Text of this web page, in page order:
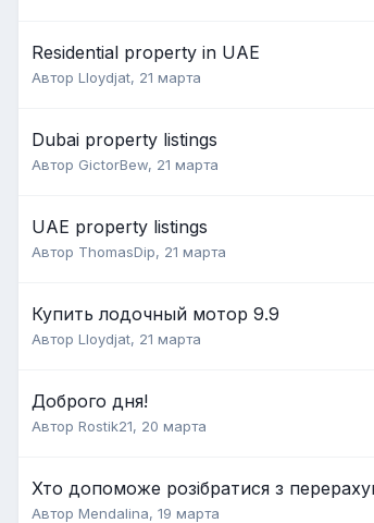
Residential property in UAE
Автор Lloydjat, 21 марта
Dubai property listings
Автор GictorBew, 21 марта
UAE property listings
Автор ThomasDip, 21 марта
Купить лодочный мотор 9.9
Автор Lloydjat, 21 марта
Доброго дня!
Автор Rostik21, 20 марта
Хто допоможе розібратися з
Автор Mendalina, 19 марта